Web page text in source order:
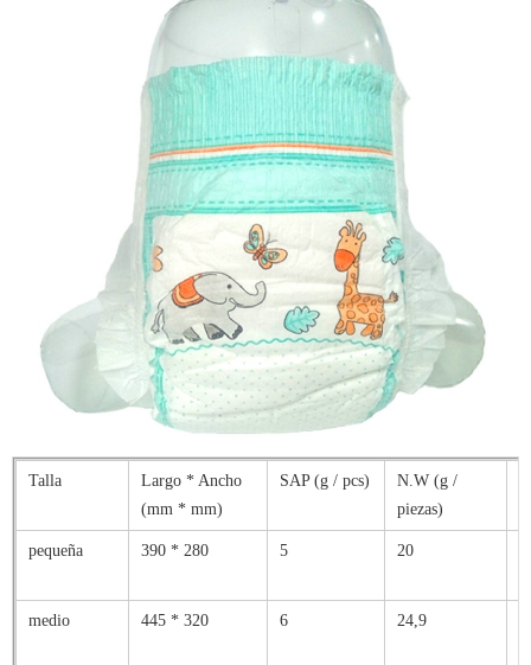
Talla
Largo * Ancho
(mm * mm)
SAP (g / pcs)
N.W (g /
piezas)
pequeña 390 * 280 5 20
medio 445 * 320 6 24,9